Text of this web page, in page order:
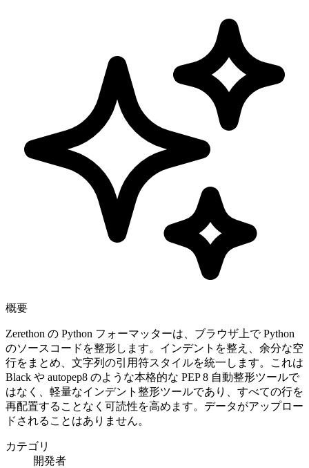
概要
Zerethon の Python フォーマッターは、ブラウザ上で Python
のソースコードを整形します。インデントを整え、余分な空
行をまとめ、文字列の引用符スタイルを統一します。これは
Black や autopep8 のような本格的な PEP 8 自動整形ツールで
はなく、軽量なインデント整形ツールであり、すべての行を
再配置することなく可読性を高めます。データがアップロー
ドされることはありません。
カテゴリ
開発者